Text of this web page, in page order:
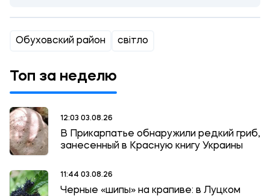
Обуховский район світло
Топ за неделю
12:03 03.08.26
В Прикарпатье обнаружили редкий гриб,
занесенный в Красную книгу Украины
11:44 03.08.26
Черные «шипы» на крапиве: в Луцком